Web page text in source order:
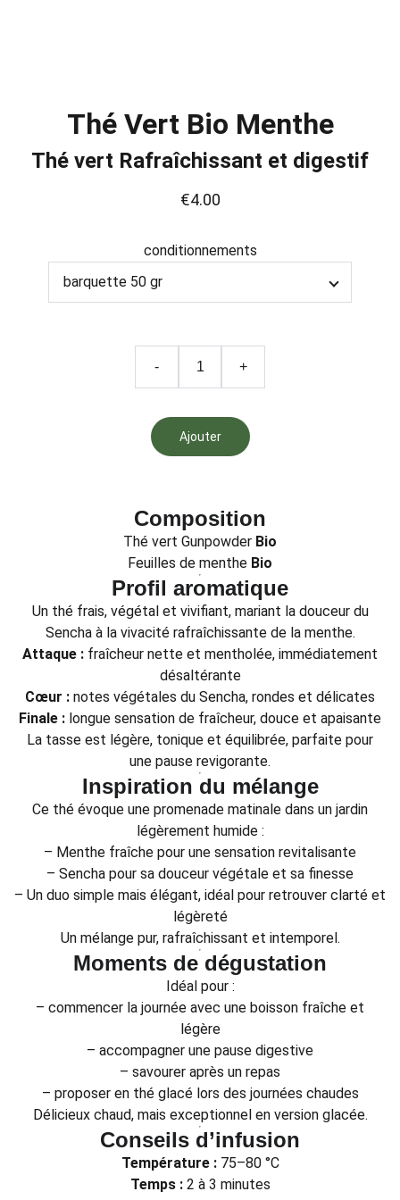
Thé Vert Bio Menthe
Thé vert Rafraîchissant et digestif
€4.00
conditionnements
- +
Ajouter
Composition
Thé vert Gunpowder Bio
Feuilles de menthe Bio
Profil aromatique
Un thé frais, végétal et vivifiant, mariant la douceur du
Sencha à la vivacité rafraîchissante de la menthe.
Attaque : fraîcheur nette et mentholée, immédiatement
désaltérante
Cœur : notes végétales du Sencha, rondes et délicates
Finale : longue sensation de fraîcheur, douce et apaisante
La tasse est légère, tonique et équilibrée, parfaite pour
une pause revigorante.
Inspiration du mélange
Ce thé évoque une promenade matinale dans un jardin
légèrement humide :
– Menthe fraîche pour une sensation revitalisante
– Sencha pour sa douceur végétale et sa finesse
– Un duo simple mais élégant, idéal pour retrouver clarté et
légèreté
Un mélange pur, rafraîchissant et intemporel.
Moments de dégustation
Idéal pour :
– commencer la journée avec une boisson fraîche et
légère
– accompagner une pause digestive
– savourer après un repas
– proposer en thé glacé lors des journées chaudes
Délicieux chaud, mais exceptionnel en version glacée.
Conseils d’infusion
Température :75–80 °C
Temps :2 à 3 minutes